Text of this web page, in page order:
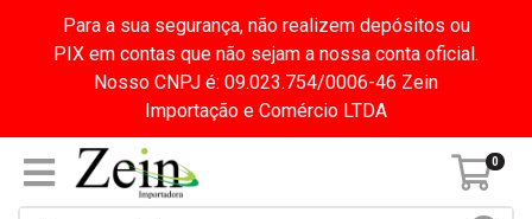
Para a sua segurança, não realizem depósitos ou
PIX em contas que não sejam a nossa conta oficial.
Nosso CNPJ é: 09.023.754/0006-46 Zein
Importação e Comércio LTDA
0